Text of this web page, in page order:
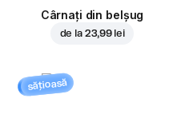
Cârnați din belșug
de la 23,99 lei
sățioasă